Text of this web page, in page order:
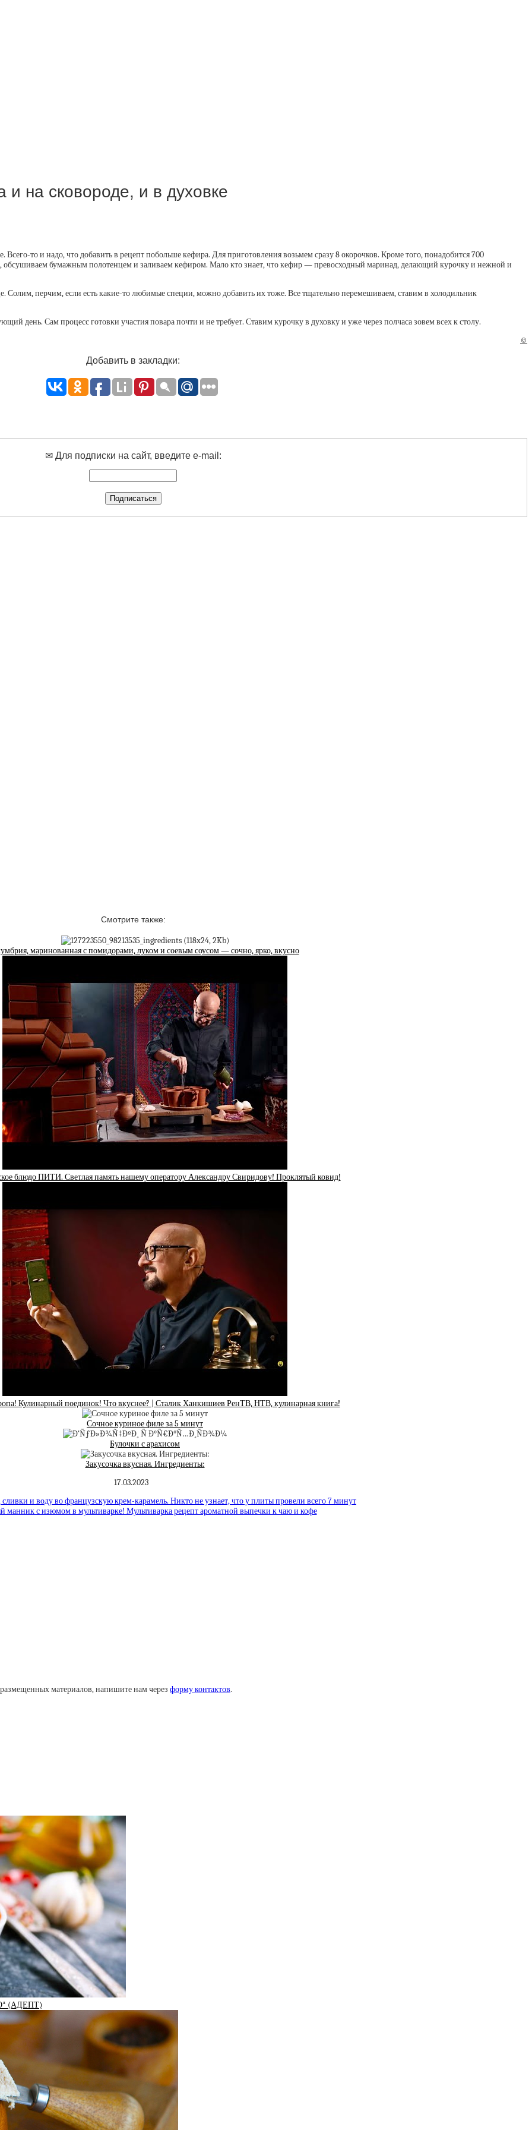
на сковороде, и в духовке
то и надо, что добавить в рецепт побольше кефира. Для приготовления возьмем сразу 8 окорочков. Кроме того, понадобится 700
обсушиваем бумажным полотенцем и заливаем кефиром. Мало кто знает, что кефир — превосходный маринад, делающий курочку и нежной и
Солим, перчим, если есть какие-то любимые специи, можно добавить их тоже. Все тщательно перемешиваем, ставим в холодильник
день. Сам процесс готовки участия повара почти и не требует. Ставим курочку в духовку и уже через полчаса зовем всех к столу.
©
Добавить в закладки:
✉ Для подписки на сайт, введите e-mail:
Смотрите также:
маринованная с помидорами, луком и соевым соусом — сочно, ярко, вкусно
блюдо ПИТИ. Светлая память нашему оператору Александру Свиридову! Проклятый ковид!
Кулинарный поединок! Что вкуснее? | Сталик Ханкишиев РенТВ, НТВ, кулинарная книга!
Сочное куриное филе за 5 минут
Булочки с арахисом
Закусочка вкусная. Ингредиенты:
17.03.2023
и воду во французскую крем-карамель. Никто не узнает, что у плиты провели всего 7 минут
манник с изюмом в мультиварке! Мультиварка рецепт ароматной выпечки к чаю и кофе
материалов, напишите нам через форму контактов.
(АДЕПТ)